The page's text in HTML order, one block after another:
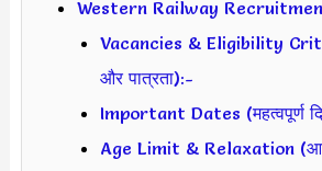
Western Railway
Vacancies & Eligibility
और पात्रता):-
Important Dates (महत्वपूर्ण
Age Limit & Relaxation